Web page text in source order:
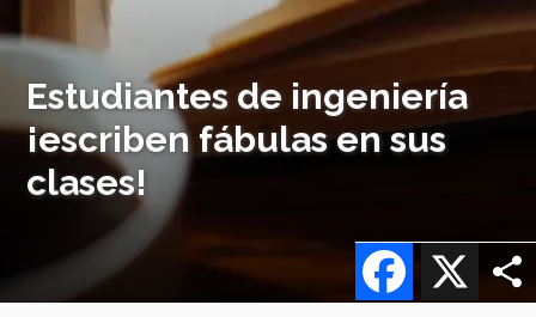
Estudiantes de ingeniería
¡escriben fábulas en sus
clases!
X
Facebook